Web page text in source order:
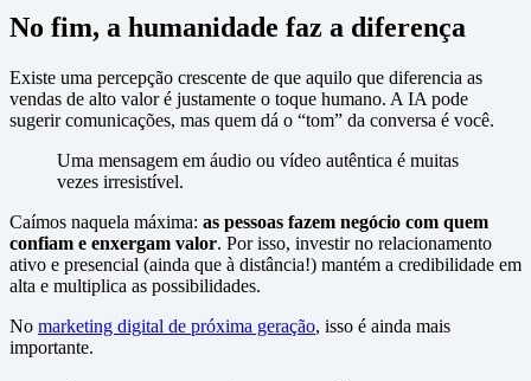
No fim, a humanidade faz a diferença
Existe uma percepção crescente de que aquilo que diferencia as
vendas de alto valor é justamente o toque humano. A IA pode
sugerir comunicações, mas quem dá o “tom” da conversa é você.
Uma mensagem em áudio ou vídeo autêntica é muitas
vezes irresistível.
Caímos naquela máxima: as pessoas fazem negócio com quem
confiam e enxergam valor. Por isso, investir no relacionamento
ativo e presencial (ainda que à distância!) mantém a credibilidade em
alta e multiplica as possibilidades.
No marketing digital de próxima geração, isso é ainda mais
importante.